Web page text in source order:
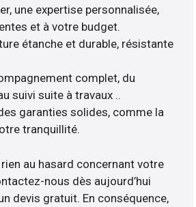
une expertise personnalisée,
et à votre budget.
étanche et durable, résistante
complet, du
suivi suite à travaux ..
garanties solides, comme la
tranquillité.
au hasard concernant votre
nous dès aujourd’hui
devis gratuit. En conséquence,